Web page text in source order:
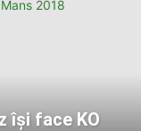
își face KO